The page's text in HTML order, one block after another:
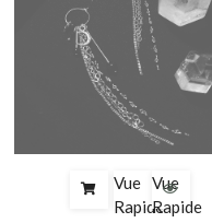
Vue
Rapide
Vue
Rapide